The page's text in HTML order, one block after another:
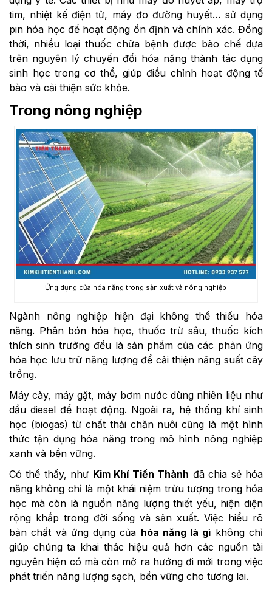
tim, nhiệt kế điện tử, máy đo đường huyết… sử dụng
pin hóa học để hoạt động ổn định và chính xác. Đồng
thời, nhiều loại thuốc chữa bệnh được bào chế dựa
trên nguyên lý chuyển đổi hóa năng thành tác dụng
sinh học trong cơ thể, giúp điều chỉnh hoạt động tế
bào và cải thiện sức khỏe.
Trong nông nghiệp
Ứng dụng của hóa năng trong sản xuất và nông nghiệp
Ngành nông nghiệp hiện đại không thể thiếu hóa
năng. Phân bón hóa học, thuốc trừ sâu, thuốc kích
thích sinh trưởng đều là sản phẩm của các phản ứng
hóa học lưu trữ năng lượng để cải thiện năng suất cây
trồng.
Máy cày, máy gặt, máy bơm nước dùng nhiên liệu như
dầu diesel để hoạt động. Ngoài ra, hệ thống khí sinh
học (biogas) từ chất thải chăn nuôi cũng là một hình
thức tận dụng hóa năng trong mô hình nông nghiệp
xanh và bền vững.
Có thể thấy, như Kim Khí Tiến Thành đã chia sẻ hóa
năng không chỉ là một khái niệm trừu tượng trong hóa
học mà còn là nguồn năng lượng thiết yếu, hiện diện
rộng khắp trong đời sống và sản xuất. Việc hiểu rõ
bản chất và ứng dụng của hóa năng là gì không chỉ
giúp chúng ta khai thác hiệu quả hơn các nguồn tài
nguyên hiện có mà còn mở ra hướng đi mới trong việc
phát triển năng lượng sạch, bền vững cho tương lai.